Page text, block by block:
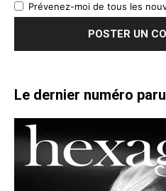
Prévenez-moi de tous les
Le dernier numéro paru